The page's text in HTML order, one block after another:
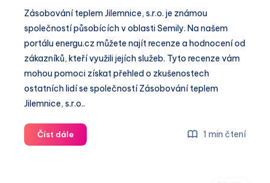
Zásobování teplem Jilemnice, s.r.o. je známou
společností působících v oblasti Semily. Na našem
portálu energu.cz můžete najít recenze a hodnocení od
zákazníků, kteří využili jejích služeb. Tyto recenze vám
mohou pomoci získat přehled o zkušenostech
ostatních lidí se společností Zásobování teplem
Jilemnice, s.r.o..
Číst dáleZásobování
teplem
1 min čtení